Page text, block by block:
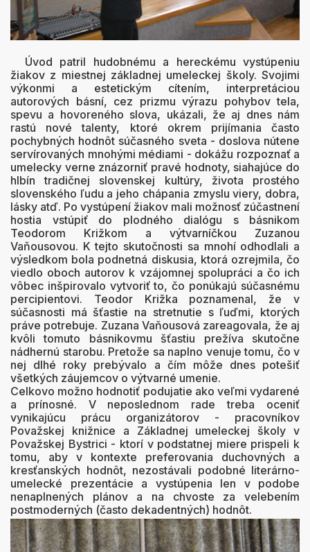
Úvod patril hudobnému a hereckému vystúpeniu
žiakov z miestnej základnej umeleckej školy. Svojimi
výkonmi a estetickým cítením, interpretáciou
autorových básní, cez prizmu výrazu pohybov tela,
spevu a hovoreného slova, ukázali, že aj dnes nám
rastú nové talenty, ktoré okrem prijímania často
pochybných hodnôt súčasného sveta - doslova nútene
servírovaných mnohými médiami - dokážu rozpoznať a
umelecky verne znázorniť pravé hodnoty, siahajúce do
hlbín tradičnej slovenskej kultúry, života prostého
slovenského ľudu a jeho chápania zmyslu viery, dobra,
lásky atď. Po vystúpení žiakov mali možnosť zúčastnení
hostia vstúpiť do plodného dialógu s básnikom
Teodorom Križkom a výtvarníčkou Zuzanou
Vaňousovou. K tejto skutočnosti sa mnohí odhodlali a
výsledkom bola podnetná diskusia, ktorá ozrejmila, čo
viedlo oboch autorov k vzájomnej spolupráci a čo ich
vôbec inšpirovalo vytvoriť to, čo ponúkajú súčasnému
percipientovi. Teodor Križka poznamenal, že v
súčasnosti má šťastie na stretnutie s ľuďmi, ktorých
práve potrebuje. Zuzana Vaňousová zareagovala, že aj
kvôli tomuto básnikovmu šťastiu prežíva skutočne
nádhernú starobu. Pretože sa naplno venuje tomu, čo v
nej dlhé roky prebývalo a čím môže dnes potešiť
všetkých záujemcov o výtvarné umenie.
Celkovo možno hodnotiť podujatie ako veľmi vydarené
a prínosné. V neposlednom rade treba oceniť
vynikajúcu prácu organizátorov - pracovníkov
Považskej knižnice a Základnej umeleckej školy v
Považskej Bystrici - ktorí v podstatnej miere prispeli k
tomu, aby v kontexte preferovania duchovných a
kresťanských hodnôt, nezostávali podobné literárno-
umelecké prezentácie a vystúpenia len v podobe
nenaplnených plánov a na chvoste za velebením
postmoderných (často dekadentných) hodnôt.